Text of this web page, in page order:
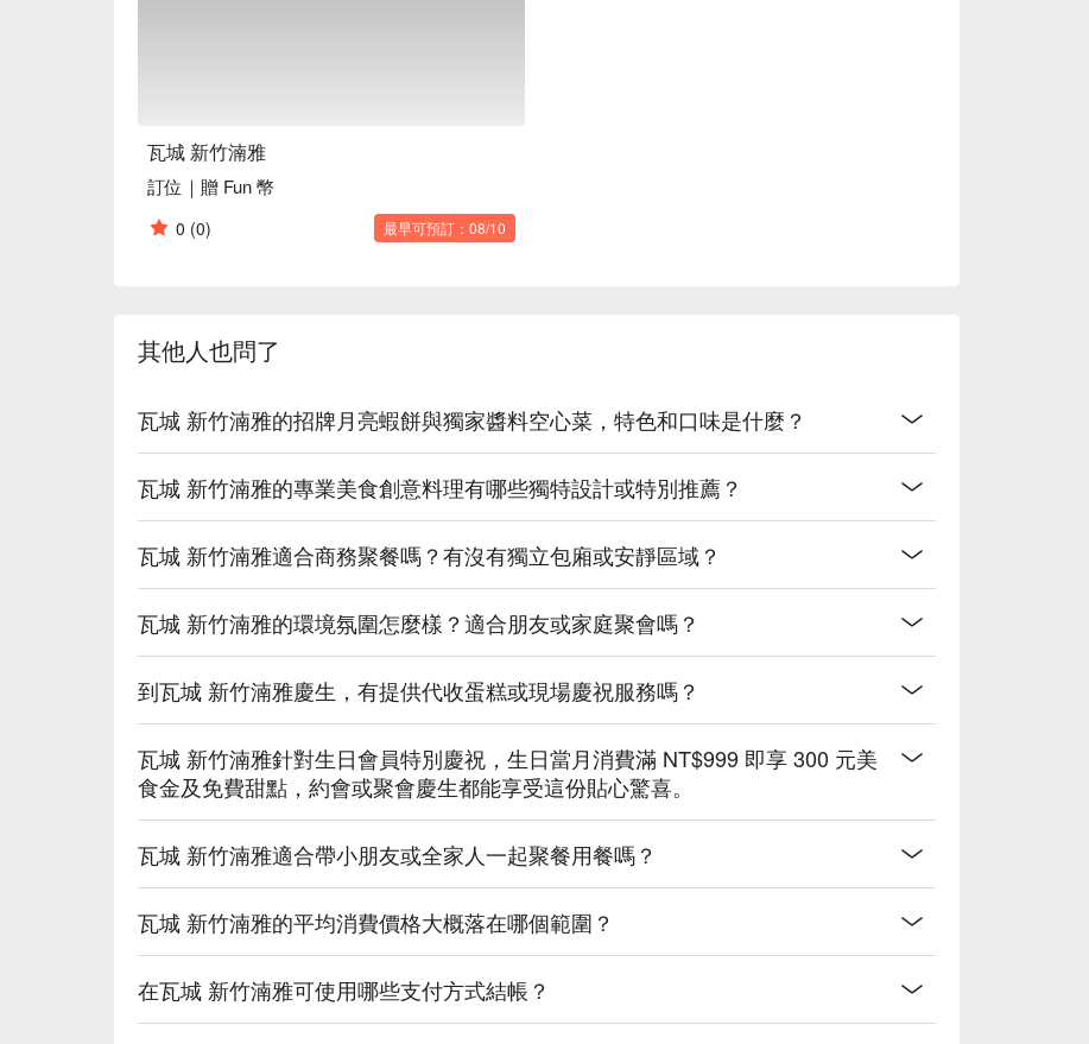
瓦城 新竹湳雅
訂位｜贈 Fun 幣
0 (0) 最早可預訂：08/10
其他人也問了
瓦城 新竹湳雅的招牌月亮蝦餅與獨家醬料空心菜，特色和口味是什麼？
瓦城 新竹湳雅的專業美食創意料理有哪些獨特設計或特別推薦？
瓦城 新竹湳雅適合商務聚餐嗎？有沒有獨立包廂或安靜區域？
瓦城 新竹湳雅的環境氛圍怎麼樣？適合朋友或家庭聚會嗎？
到瓦城 新竹湳雅慶生，有提供代收蛋糕或現場慶祝服務嗎？
瓦城 新竹湳雅針對生日會員特別慶祝，生日當月消費滿 NT$999 即享 300 元美
食金及免費甜點，約會或聚會慶生都能享受這份貼心驚喜。
瓦城 新竹湳雅適合帶小朋友或全家人一起聚餐用餐嗎？
瓦城 新竹湳雅的平均消費價格大概落在哪個範圍？
在瓦城 新竹湳雅可使用哪些支付方式結帳？